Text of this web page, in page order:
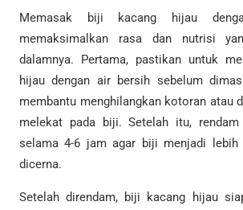
Memasak biji kacang hijau
memaksimalkan rasa dan nutrisi
dalamnya. Pertama, pastikan untuk
hijau dengan air bersih sebelum
membantu menghilangkan kotoran atau
melekat pada biji. Setelah itu,
selama 4-6 jam agar biji menjadi lebih
dicerna.
Setelah direndam, biji kacang hijau